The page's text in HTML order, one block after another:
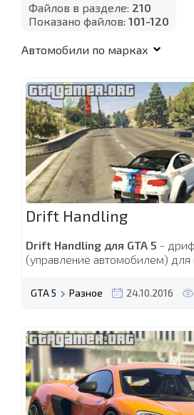
Файлов в разделе: 210
Показано файлов: 101-120
Drift Handling
Drift Handling для GTA 5 -
(управление автомобилем) для
GTA 5 Разное 24.10.2016